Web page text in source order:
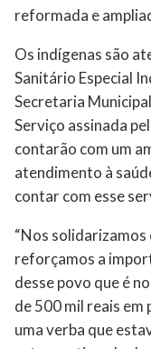
reformada e
Os indígenas são
Sanitário Especial
Secretaria
Serviço assinada
contarão com um
atendimento à
contar com esse
“Nos solidarizamos
reforçamos a
desse povo que é
de 500 mil reais em
uma verba que